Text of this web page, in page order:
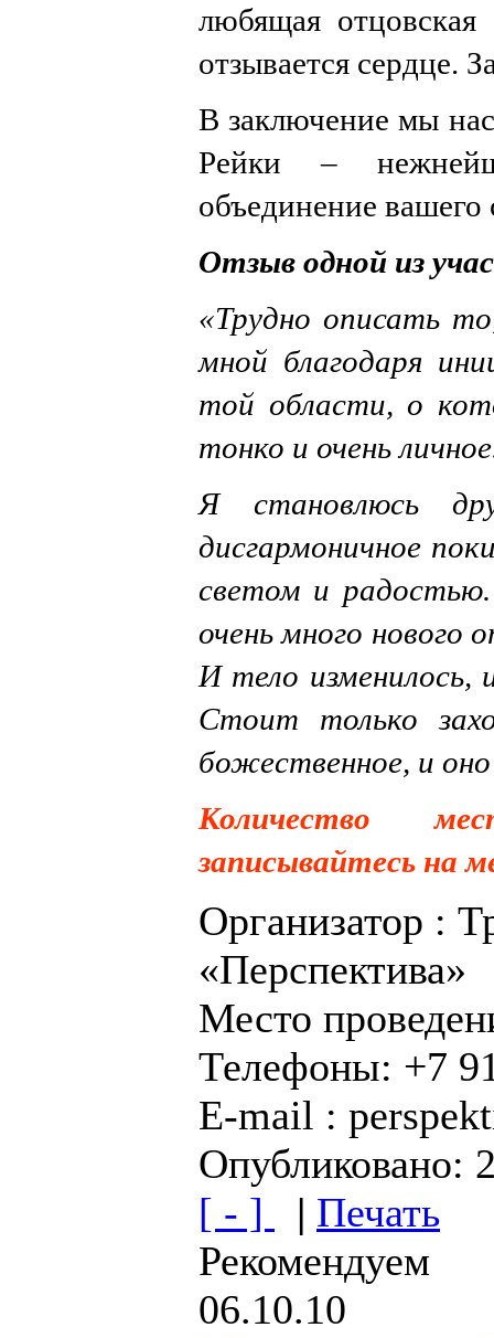
любящая
отзывается сердце.
В заключение мы
Рейки –
объединение
Отзыв одной из
«Трудно описать
мной благодаря
той области, о
тонко и очень
Я становлюсь
дисгармоничное
светом и
очень много нового
И тело изменилось,
Стоит только
божественное, и
Количество
записывайтесь на
Организатор :
«Перспектива»
Место
Телефоны: +7
E-mail :
Опубликовано:
[ - ]
| Печать
Рекомендуем
06.10.10